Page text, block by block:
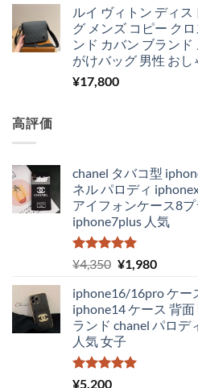
ルイ ヴィトン ディ
グ メンズ コピー ク
ンド カバン ブラン
がけバッグ 男性 おし
¥17,800
高評価
chanel タバコ型
ネル パロディ
アイフォンケース8
iphone7plus 人気
5段階中
5.00
の評価
¥4,350 元
価
格
は
¥4,350
で
¥1,980現
の
価
格
iphone16/16pro ケー
iphone14 ケース 背
ランド chanel パロデ
人気 女子
5段階中
¥5,200